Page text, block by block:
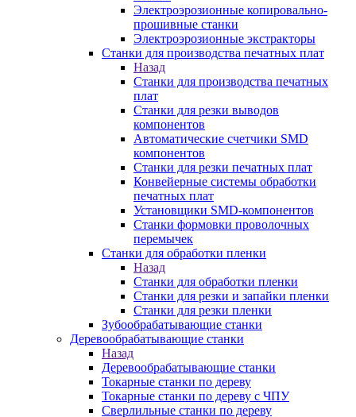
Электроэрозионные копировально-
прошивные станки
Электроэрозионные экстракторы
Станки для производства печатных плат
Назад
Станки для производства печатных
плат
Станки для резки выводов
компонентов
Автоматические счетчики SMD
компонентов
Станки для резки печатных плат
Конвейерные системы обработки
печатных плат
Установщики SMD-компонентов
Станки формовки проволочных
перемычек
Станки для обработки пленки
Назад
Станки для обработки пленки
Станки для резки и запайки пленки
Станки для резки пленки
Зубообрабатывающие станки
Деревообрабатывающие станки
Назад
Деревообрабатывающие станки
Токарные станки по дереву
Токарные станки по дереву с ЧПУ
Сверлильные станки по дереву